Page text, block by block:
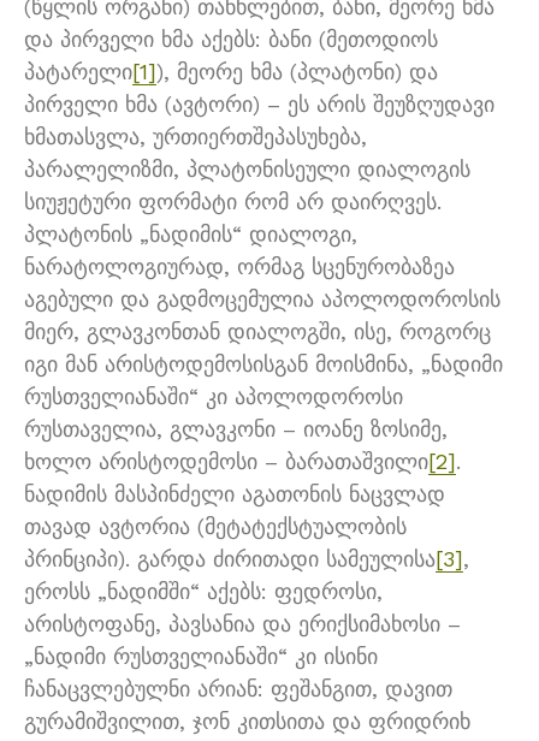
(წყლის ორგანი) თანხლებით, ბანი, მეორე ხმა
და პირველი ხმა აქებს: ბანი (მეთოდიოს
პატარელი[1]), მეორე ხმა (პლატონი) და
პირველი ხმა (ავტორი) – ეს არის შეუზღუდავი
ხმათასვლა, ურთიერთშეპასუხება,
პარალელიზმი, პლატონისეული დიალოგის
სიუჟეტური ფორმატი რომ არ დაირღვეს.
პლატონის „ნადიმის“ დიალოგი,
ნარატოლოგიურად, ორმაგ სცენურობაზეა
აგებული და გადმოცემულია აპოლოდოროსის
მიერ, გლავკონთან დიალოგში, ისე, როგორც
იგი მან არისტოდემოსისგან მოისმინა, „ნადიმი
რუსთველიანაში“ კი აპოლოდოროსი
რუსთაველია, გლავკონი – იოანე ზოსიმე,
ხოლო არისტოდემოსი – ბარათაშვილი[2].
ნადიმის მასპინძელი აგათონის ნაცვლად
თავად ავტორია (მეტატექსტუალობის
პრინციპი). გარდა ძირითადი სამეულისა[3],
ეროსს „ნადიმში“ აქებს: ფედროსი,
არისტოფანე, პავსანია და ერიქსიმახოსი –
„ნადიმი რუსთველიანაში“ კი ისინი
ჩანაცვლებულნი არიან: ფეშანგით, დავით
გურამიშვილით, ჯონ კითსითა და ფრიდრიხ